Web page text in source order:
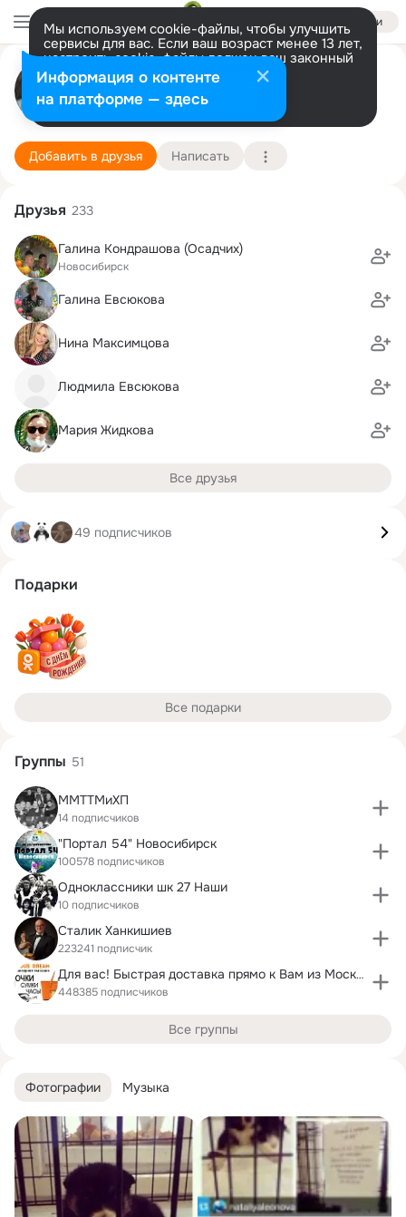
Войти
Мы используем cookie-файлы, чтобы улучшить
сервисы для вас. Если ваш возраст менее 13 лет,
настроить cookie-файлы должен ваш законный
представитель. Больше информации
Разрешить все Настроить
Елена Землякова (Евсюкова)
Москва
13 марта (53 года)
Подробнее
Добавить в друзья Написать
Фотографии Музыка
Друзья 233
Галина Кондрашова (Осадчих)
Новосибирск
Галина Евсюкова
Нина Максимцова
Людмила Евсюкова
Мария Жидкова
Все друзья
49 подписчиков
Подарки
Все подарки
Группы 51
ММТТМиХП
14 подписчиков
"Портал 54" Новосибирск
100578 подписчиков
Одноклассники шк 27 Наши
10 подписчиков
Сталик Ханкишиев
223241 подписчик
Для вас! Быстрая доставка прямо к Вам из Москвы
448385 подписчиков
Все группы
Информация о контенте
на платформе — здесь